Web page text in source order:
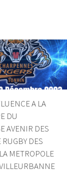
A LA
DU
AVENIR DES
RUGBY DES
METROPOLE